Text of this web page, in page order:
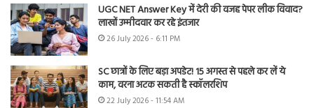
UGC NET Answer Key में देरी की वजह पेपर लीक विवाद?
लाखों उम्मीदवार कर रहे इंतजार
26 July 2026 - 6:11 PM
SC छात्रों के लिए बड़ा अपडेट! 15 अगस्त से पहले कर लें ये
काम, वरना अटक सकती है स्कॉलरशिप
22 July 2026 - 11:54 AM